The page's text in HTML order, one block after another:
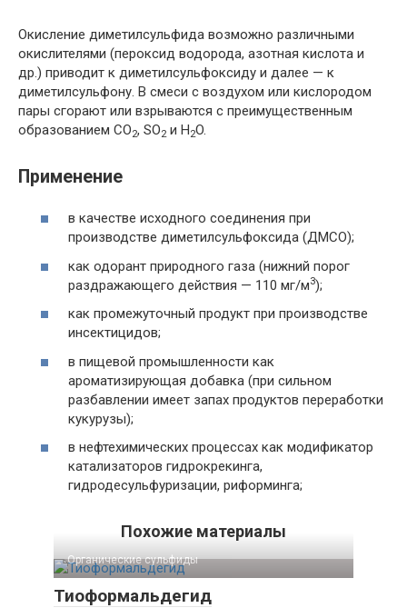
Окисление диметилсульфида возможно различными
окислителями (пероксид водорода, азотная кислота и
др.) приводит к диметилсульфоксиду и далее — к
диметилсульфону. В смеси с воздухом или кислородом
пары сгорают или взрываются с преимущественным
образованием CO2, SO2 и H 2O.
Применение
в качестве исходного соединения при
производстве диметилсульфоксида (ДМСО);
как одорант природного газа (нижний порог
раздражающего действия — 110 мг/м3);
как промежуточный продукт при производстве
инсектицидов;
в пищевой промышленности как
ароматизирующая добавка (при сильном
разбавлении имеет запах продуктов переработки
кукурузы);
в нефтехимических процессах как модификатор
катализаторов гидрокрекинга,
гидродесульфуризации, риформинга;
Похожие материалы
Органические сульфиды‎
Тиоформальдегид